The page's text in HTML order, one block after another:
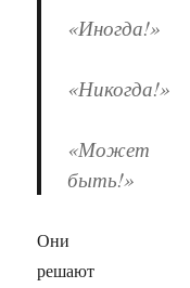
«Иногда!»
«Никогда!»
«Может
быть!»
Они
решают